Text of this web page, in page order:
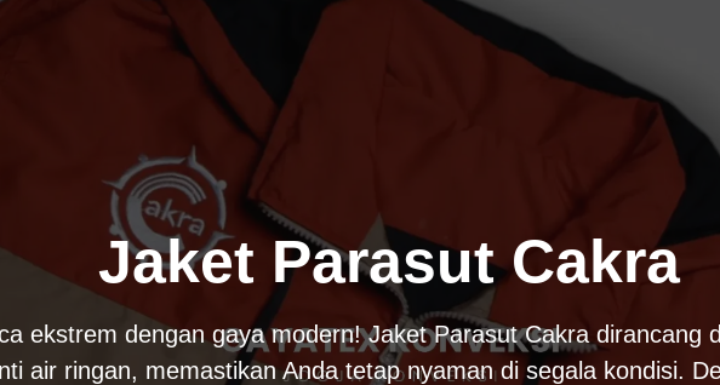
Jaket Parasut Cakra
ekstrem dengan gaya modern! Jaket Parasut Cakra dirancang
air ringan, memastikan Anda tetap nyaman di segala kondisi.